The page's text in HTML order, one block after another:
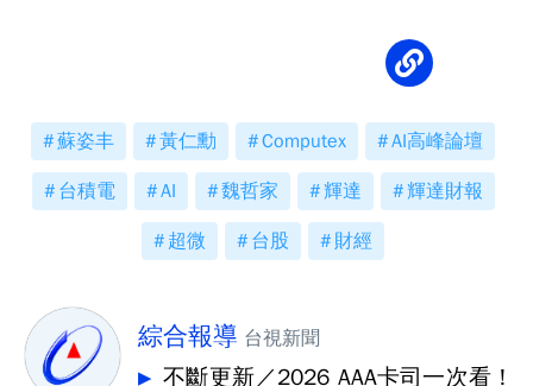
蘇姿丰 黃仁勳 Computex AI高峰論壇
台積電 AI 魏哲家 輝達 輝達財報
超微 台股 財經
綜合報導 台視新聞
不斷更新／2026 AAA卡司一次看！